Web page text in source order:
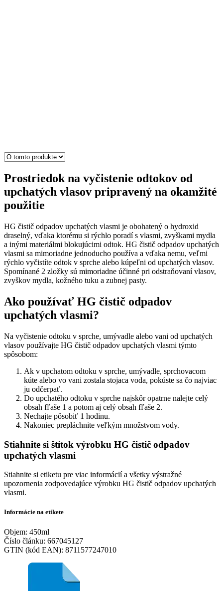
Prostriedok na vyčistenie odtokov od
upchatých vlasov pripravený na okamžité
použitie
HG čistič odpadov upchatých vlasmi je obohatený o hydroxid
draselný, vďaka ktorému si rýchlo poradí s vlasmi, zvyškami mydla
a inými materiálmi blokujúcimi odtok. HG čistič odpadov upchatých
vlasmi sa mimoriadne jednoducho používa a vďaka nemu, veľmi
rýchlo vyčistíte odtok v sprche alebo kúpeľni od upchatých vlasov.
Spomínané 2 zložky sú mimoriadne účinné pri odstraňovaní vlasov,
zvyškov mydla, kožného tuku a zubnej pasty.
Ako používať HG čistič odpadov
upchatých vlasmi?
Na vyčistenie odtoku v sprche, umývadle alebo vani od upchatých
vlasov používajte HG čistič odpadov upchatých vlasmi týmto
spôsobom:
Ak v upchatom odtoku v sprche, umývadle, sprchovacom
kúte alebo vo vani zostala stojaca voda, pokúste sa čo najviac
ju odčerpať.
Do upchatého odtoku v sprche najskôr opatrne nalejte celý
obsah fľaše 1 a potom aj celý obsah fľaše 2.
Nechajte pôsobiť 1 hodinu.
Nakoniec prepláchnite veľkým množstvom vody.
Stiahnite si štítok výrobku HG čistič odpadov
upchatých vlasmi
Stiahnite si etiketu pre viac informácií a všetky výstražné
upozornenia zodpovedajúce výrobku HG čistič odpadov upchatých
vlasmi.
Informácie na etikete
Objem: 450ml
Číslo článku: 667045127
GTIN (kód EAN): 8711577247010